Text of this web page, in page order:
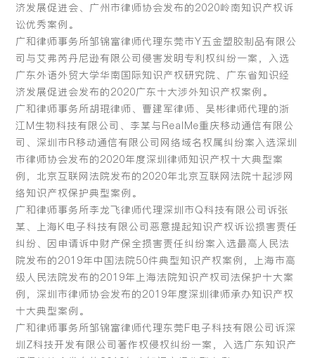
济发展促进会、广州市律师协会发布的2020岭南知识产权诉
讼优秀案例。
广和律师事务所邹锦富律师代理东莞市Y五金塑胶制品有限公
司与艾弗芮丹尼逊有限公司侵害发明专利权纠纷一案，入选
广东外语外贸大学华南国际知识产权研究院、广东省知识经
济发展促进会发布的2020广东十大涉外知识产权案例。
广和律师事务所胡琨律师、曹建军律师、吴彬律师代理的浙
江M生物科技有限公司、李某与RealMe重庆移动通信有限公
司、深圳市R移动通信有限公司网络域名权属纠纷案入选深圳
市律师协会发布的2020年度深圳律师知识产权十大典型案
例，北京互联网法院发布的2020年北京互联网法院十起涉网
络知识产权保护典型案例。
广和律师事务所李龙飞律师代理深圳市Q科技有限公司诉张
某、上海K电子科技有限公司恶意提起知识产权诉讼损害责任
纠纷、因申请诉中财产保全损害责任纠纷案入选最高人民法
院发布的2019年中国法院50件典型知识产权案例，上海市高
级人民法院发布的2019年上海法院知识产权司法保护十大案
例，深圳市律师协会发布的2019年度深圳律师承办知识产权
十大典型案例。
广和律师事务所邹锦富律师代理东莞F电子科技有限公司诉深
圳Z科技开发有限公司著作权侵权纠纷一案，入选广东知识产